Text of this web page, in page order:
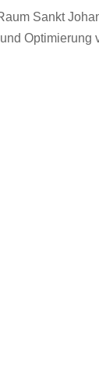
Sankt
Optimierung